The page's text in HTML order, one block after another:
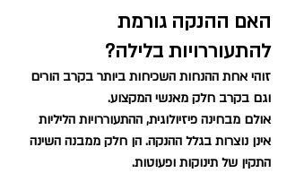
האם ההנקה גורמת
להתעוררויות בלילה?
זוהי אחת ההנחות השכיחות ביותר בקרב הורים
וגם בקרב חלק מאנשי המקצוע.
אולם מבחינה פיזיולוגית, ההתעוררויות הליליות
אינן נוצרות בגלל ההנקה. הן חלק ממבנה השינה
התקין של תינוקות ופעוטות.